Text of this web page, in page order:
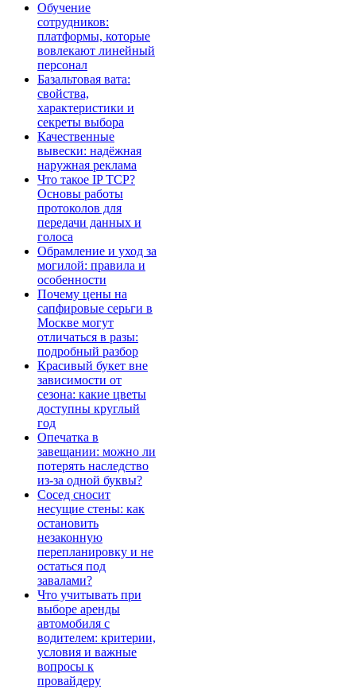
Обучение
сотрудников:
платформы, которые
вовлекают линейный
персонал
Базальтовая вата:
свойства,
характеристики и
секреты выбора
Качественные
вывески: надёжная
наружная реклама
Что такое IP TCP?
Основы работы
протоколов для
передачи данных и
голоса
Обрамление и уход за
могилой: правила и
особенности
Почему цены на
сапфировые серьги в
Москве могут
отличаться в разы:
подробный разбор
Красивый букет вне
зависимости от
сезона: какие цветы
доступны круглый
год
Опечатка в
завещании: можно ли
потерять наследство
из-за одной буквы?
Сосед сносит
несущие стены: как
остановить
незаконную
перепланировку и не
остаться под
завалами?
Что учитывать при
выборе аренды
автомобиля с
водителем: критерии,
условия и важные
вопросы к
провайдеру